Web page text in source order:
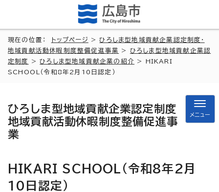
現在の位置： トップページ >ひろしま型地域貢献企業認定制度・
地域貢献活動休暇制度整備促進事業
> ひろしま型地域貢献企業認
定制度
>ひろしま型地域貢献企業の紹介
> HIKARI
SCHOOL（令和8年2月10日認定）
ひろしま型地域貢献企業認定制度
地域貢献活動休暇制度整備促進事
業
メニュー
HIKARI SCHOOL（令和8年2月
10日認定）